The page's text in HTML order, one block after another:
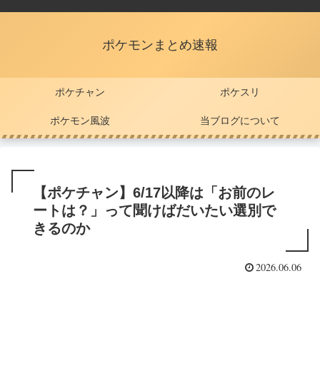
ポケモンまとめ速報
ポケチャン ポケスリ
ポケモン風波 当ブログについて
【ポケチャン】6/17以降は「お前のレ
ートは？」って聞けばだいたい選別で
きるのか
2026.06.06